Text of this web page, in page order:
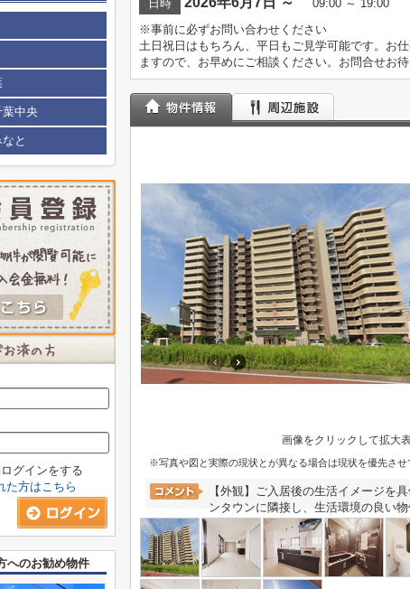
日時
09:00 ～ 19:00
※事前に必ずお問い合わせください
土日祝日はもちろん、平日もご見学可能です。お
ますので、お早めにご相談ください。お問合せお待
画像をクリックして拡大
※写真や図と実際の現状とが異なる場合は現状を優先させ
【外観】ご入居後の生活イメージを
ンタウンに隣接し、生活環境の良い
中央
と
グインをする
た方はこちら
へのお勧め物件